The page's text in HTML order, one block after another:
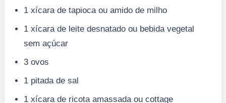
1 xícara de tapioca ou amido de milho
1 xícara de leite desnatado ou bebida vegetal
sem açúcar
3 ovos
1 pitada de sal
1 xícara de ricota amassada ou cottage